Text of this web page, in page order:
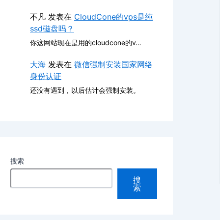
不凡 发表在 CloudCone的vps是纯
ssd磁盘吗？
你这网站现在是用的cloudcone的v…
大海 发表在 微信强制安装国家网络
身份认证
还没有遇到，以后估计会强制安装。
搜索
搜
索